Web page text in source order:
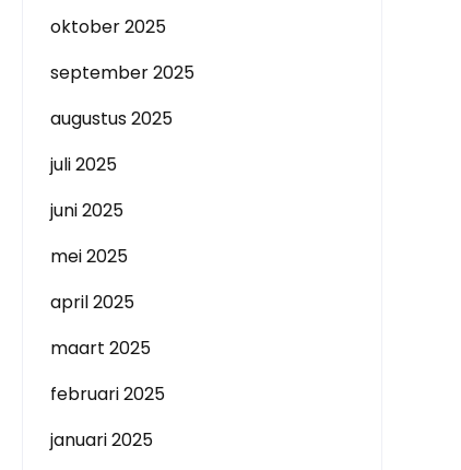
oktober 2025
september 2025
augustus 2025
juli 2025
juni 2025
mei 2025
april 2025
maart 2025
februari 2025
januari 2025